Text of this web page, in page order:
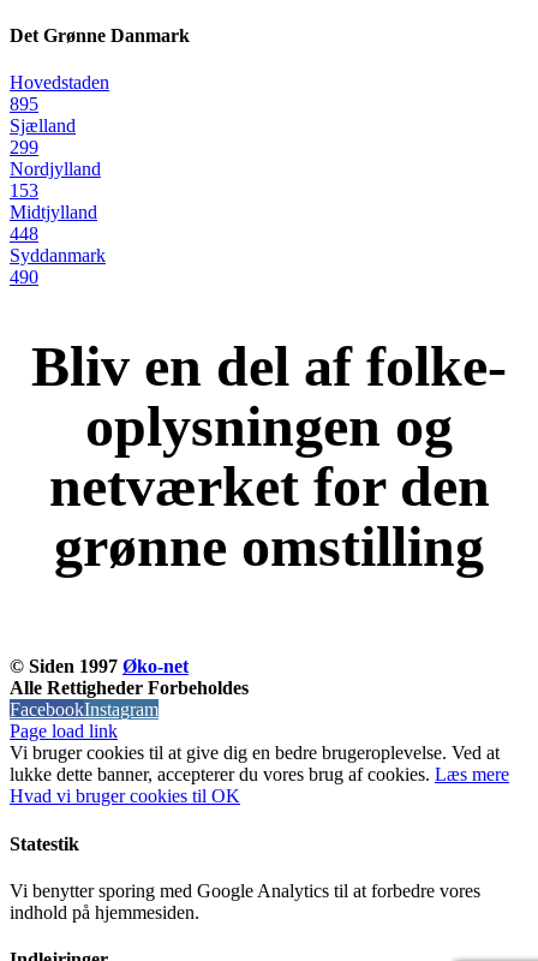
Det Grønne Danmark
Hovedstaden
895
Sjælland
299
Nordjylland
153
Midtjylland
448
Syddanmark
490
Bliv en del af folke-
oplysningen og
netværket for den
grønne omstilling
© Siden 1997 Øko-net
Alle Rettigheder Forbeholdes
FacebookInstagram
Page load link
Vi bruger cookies til at give dig en bedre brugeroplevelse. Ved at
lukke dette banner, accepterer du vores brug af ​​cookies. Læs mere
Hvad vi bruger cookies til OK
Statestik
Vi benytter sporing med Google Analytics til at forbedre vores
indhold på hjemmesiden.